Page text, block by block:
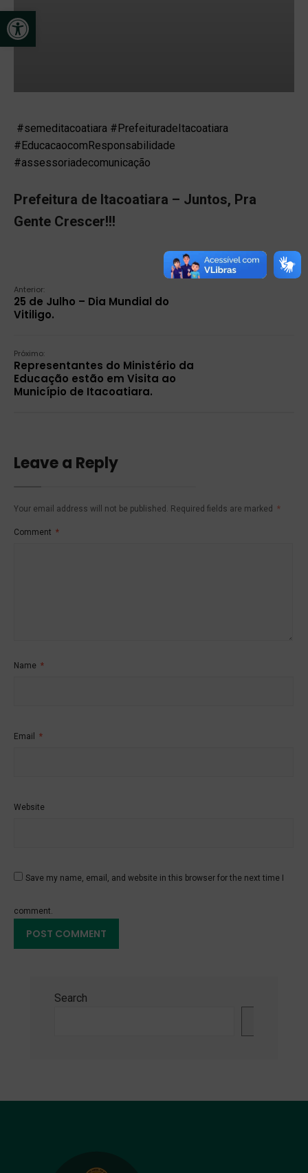
Open toolbar
#semeditacoatiara #PrefeituradeItacoatiara
#EducacaocomResponsabilidade
#assessoriadecomunicação
Prefeitura de Itacoatiara – Juntos, Pra
Gente Crescer!!!
Anterior:
25 de Julho – Dia Mundial do
Vitiligo.
Próximo:
Representantes do Ministério da
Educação estão em Visita ao
Município de Itacoatiara.
Leave a Reply
Your email address will not be published. Required fields are marked *
Comment *
Name *
Email *
Website
Save my name, email, and website in this browser for the next time I
comment.
Search